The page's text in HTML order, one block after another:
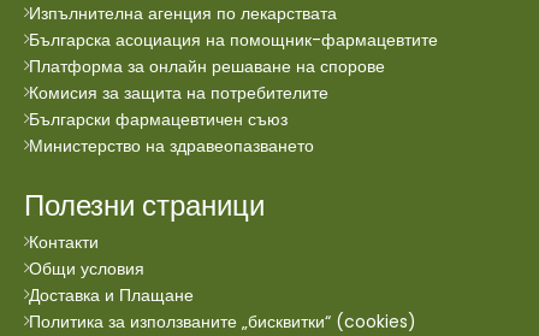
Изпълнителна агенция по лекарствата
Българска асоциация на помощник-фармацевтите
Платформа за онлайн решаване на спорове
Комисия за защита на потребителите
Български фармацевтичен съюз
Министерство на здравеопазването
Полезни страници
Контакти
Общи условия
Доставка и Плащане
Политика за използваните „бисквитки“ (cookies)